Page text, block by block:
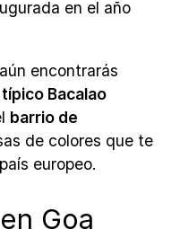
en el año
encontrarás
Bacalao
barrio de
de colores que te
europeo.
Goa